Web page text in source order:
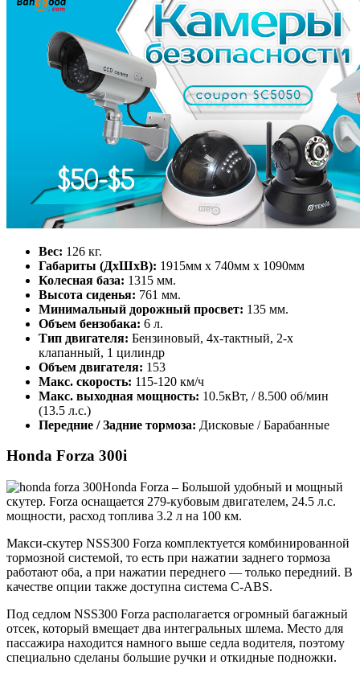
Вес: 126 кг.
Габариты (ДхШхВ): 1915мм х 740мм х 1090мм
Колесная база: 1315 мм.
Высота сиденья: 761 мм.
Минимальный дорожный просвет: 135 мм.
Объем бензобака: 6 л.
Тип двигателя: Бензиновый, 4х-тактный, 2-х
клапанный, 1 цилиндр
Объем двигателя: 153
Макс. скорость: 115-120 км/ч
Макс. выходная мощность: 10.5кВт, / 8.500 об/мин
(13.5 л.с.)
Передние / Задние тормоза: Дисковые / Барабанные
Honda Forza 300i
Honda Forza – Большой удобный и мощный
скутер. Forza оснащается 279-кубовым двигателем, 24.5 л.с.
мощности, расход топлива 3.2 л на 100 км.
Макси-скутер NSS300 Forza комплектуется комбинированной
тормозной системой, то есть при нажатии заднего тормоза
работают оба, а при нажатии переднего — только передний. В
качестве опции также доступна система C-ABS.
Под седлом NSS300 Forza располагается огромный багажный
отсек, который вмещает два интегральных шлема. Место для
пассажира находится намного выше седла водителя, поэтому
специально сделаны большие ручки и откидные подножки.